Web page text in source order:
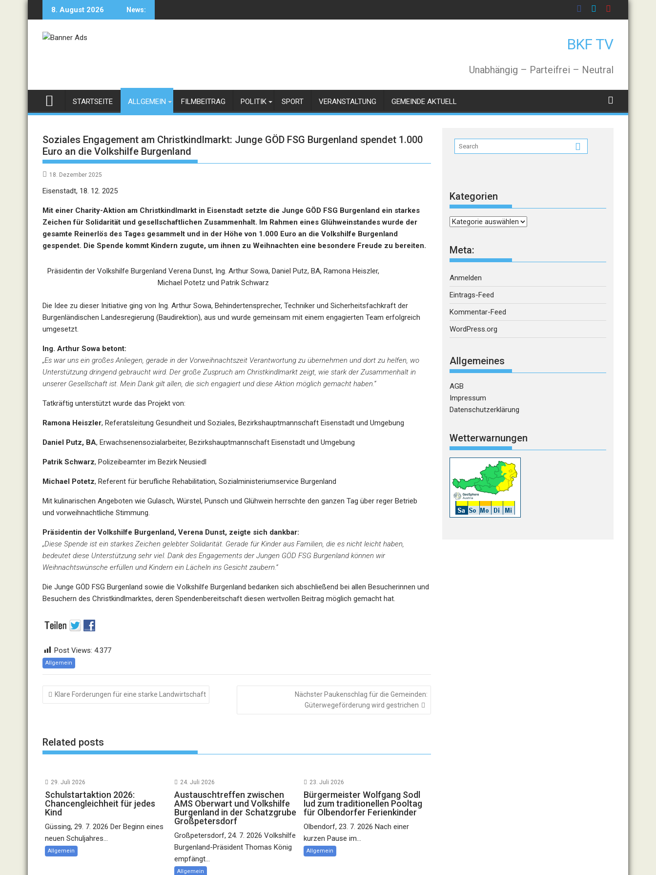
8. August 2026 News:
BKF TV
Unabhängig – Parteifrei – Neutral
STARTSEITE ALLGEMEIN FILMBEITRAG POLITIK SPORT VERANSTALTUNG GEMEINDE AKTUELL
Soziales Engagement am Christkindlmarkt: Junge GÖD FSG Burgenland spendet 1.000
Euro an die Volkshilfe Burgenland
18. Dezember 2025
Eisenstadt, 18. 12. 2025
Mit einer Charity-Aktion am Christkindlmarkt in Eisenstadt setzte die Junge GÖD FSG Burgenland ein starkes
Zeichen für Solidarität und gesellschaftlichen Zusammenhalt. Im Rahmen eines Glühweinstandes wurde der
gesamte Reinerlös des Tages gesammelt und in der Höhe von 1.000 Euro an die Volkshilfe Burgenland
gespendet. Die Spende kommt Kindern zugute, um ihnen zu Weihnachten eine besondere Freude zu bereiten.
Präsidentin der Volkshilfe Burgenland Verena Dunst, Ing. Arthur Sowa, Daniel Putz, BA, Ramona Heiszler,
Michael Potetz und Patrik Schwarz
Die Idee zu dieser Initiative ging von Ing. Arthur Sowa, Behindertensprecher, Techniker und Sicherheitsfachkraft der
Burgenländischen Landesregierung (Baudirektion), aus und wurde gemeinsam mit einem engagierten Team erfolgreich
umgesetzt.
Ing. Arthur Sowa betont:
„Es war uns ein großes Anliegen, gerade in der Vorweihnachtszeit Verantwortung zu übernehmen und dort zu helfen, wo
Unterstützung dringend gebraucht wird. Der große Zuspruch am Christkindlmarkt zeigt, wie stark der Zusammenhalt in
unserer Gesellschaft ist. Mein Dank gilt allen, die sich engagiert und diese Aktion möglich gemacht haben.“
Tatkräftig unterstützt wurde das Projekt von:
Ramona Heiszler, Referatsleitung Gesundheit und Soziales, Bezirkshauptmannschaft Eisenstadt und Umgebung
Daniel Putz, BA, Erwachsenensozialarbeiter, Bezirkshauptmannschaft Eisenstadt und Umgebung
Patrik Schwarz, Polizeibeamter im Bezirk Neusiedl
Michael Potetz, Referent für berufliche Rehabilitation, Sozialministeriumservice Burgenland
Mit kulinarischen Angeboten wie Gulasch, Würstel, Punsch und Glühwein herrschte den ganzen Tag über reger Betrieb
und vorweihnachtliche Stimmung.
Präsidentin der Volkshilfe Burgenland, Verena Dunst, zeigte sich dankbar:
„Diese Spende ist ein starkes Zeichen gelebter Solidarität. Gerade für Kinder aus Familien, die es nicht leicht haben,
bedeutet diese Unterstützung sehr viel. Dank des Engagements der Jungen GÖD FSG Burgenland können wir
Weihnachtswünsche erfüllen und Kindern ein Lächeln ins Gesicht zaubern.“
Die Junge GÖD FSG Burgenland sowie die Volkshilfe Burgenland bedanken sich abschließend bei allen Besucherinnen und
Besuchern des Christkindlmarktes, deren Spendenbereitschaft diesen wertvollen Beitrag möglich gemacht hat.
Post Views: 4.377
Allgemein
Beitragsnavigation
Klare Forderungen für eine starke Landwirtschaft
Nächster Paukenschlag für die Gemeinden:
Güterwegeförderung wird gestrichen
Related posts
29. Juli 2026
Schulstartaktion 2026:
Chancengleichheit für jedes
Kind
Güssing, 29. 7. 2026 Der Beginn eines
neuen Schuljahres...
Allgemein
24. Juli 2026
Austauschtreffen zwischen
AMS Oberwart und Volkshilfe
Burgenland in der Schatzgrube
Großpetersdorf
Großpetersdorf, 24. 7. 2026 Volkshilfe
Burgenland-Präsident Thomas König
empfängt...
Allgemein
23. Juli 2026
Bürgermeister Wolfgang Sodl
lud zum traditionellen Pooltag
für Olbendorfer Ferienkinder
Olbendorf, 23. 7. 2026 Nach einer
kurzen Pause im...
Allgemein
Kategorien
Kategorien
Meta:
Anmelden
Eintrags-Feed
Kommentar-Feed
WordPress.org
Allgemeines
AGB
Impressum
Datenschutzerklärung
Wetterwarnungen